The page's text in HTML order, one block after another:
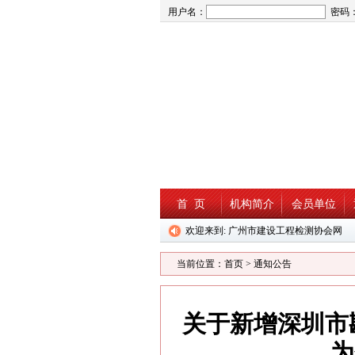
用户名： 密码
首 页 机构简介 会员单位
欢迎来到: 广州市建设工程检测协会
当前位置： 首页 > 通知公告
关于新增深圳